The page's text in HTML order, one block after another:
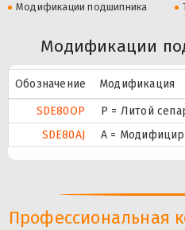
Модификации подшипника
Модификации
Обозначение
Модификация
SDE80OP
P = Литой
SDE80AJ
A =
Профессиональная